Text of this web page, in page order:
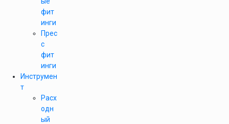
фит
инги
Прес
с
фит
инги
Инструмен
т
Расх
одн
ый